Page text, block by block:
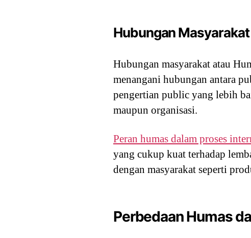
Hubungan
Hubungan masyarakat atau
menangani hubungan antara
pengertian public yang lebih
maupun organisasi.
Peran humas dalam proses
yang cukup kuat terhadap
dengan masyarakat seperti
Perbedaan Humas